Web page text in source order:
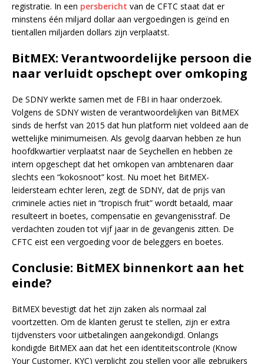
registratie. In een persbericht van de CFTC staat dat er
minstens één miljard dollar aan vergoedingen is geïnd en
tientallen miljarden dollars zijn verplaatst.
BitMEX: Verantwoordelijke persoon die
naar verluidt opschept over omkoping
De SDNY werkte samen met de FBI in haar onderzoek.
Volgens de SDNY wisten de verantwoordelijken van BitMEX
sinds de herfst van 2015 dat hun platform niet voldeed aan de
wettelijke minimumeisen. Als gevolg daarvan hebben ze hun
hoofdkwartier verplaatst naar de Seychellen en hebben ze
intern opgeschept dat het omkopen van ambtenaren daar
slechts een “kokosnoot” kost. Nu moet het BitMEX-
leidersteam echter leren, zegt de SDNY, dat de prijs van
criminele acties niet in “tropisch fruit” wordt betaald, maar
resulteert in boetes, compensatie en gevangenisstraf. De
verdachten zouden tot vijf jaar in de gevangenis zitten. De
CFTC eist een vergoeding voor de beleggers en boetes.
Conclusie: BitMEX binnenkort aan het
einde?
BitMEX bevestigt dat het zijn zaken als normaal zal
voortzetten. Om de klanten gerust te stellen, zijn er extra
tijdvensters voor uitbetalingen aangekondigd. Onlangs
kondigde BitMEX aan dat het een identiteitscontrole (Know
Your Customer, KYC) verplicht zou stellen voor alle gebruikers